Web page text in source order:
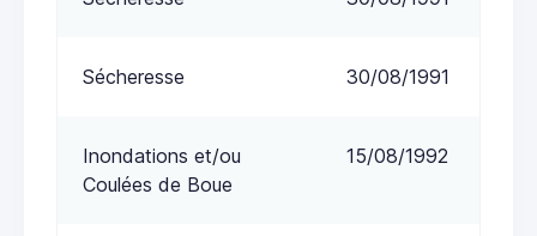
Sécheresse 30/08/1991
Inondations et/ou
Coulées de Boue
15/08/1992